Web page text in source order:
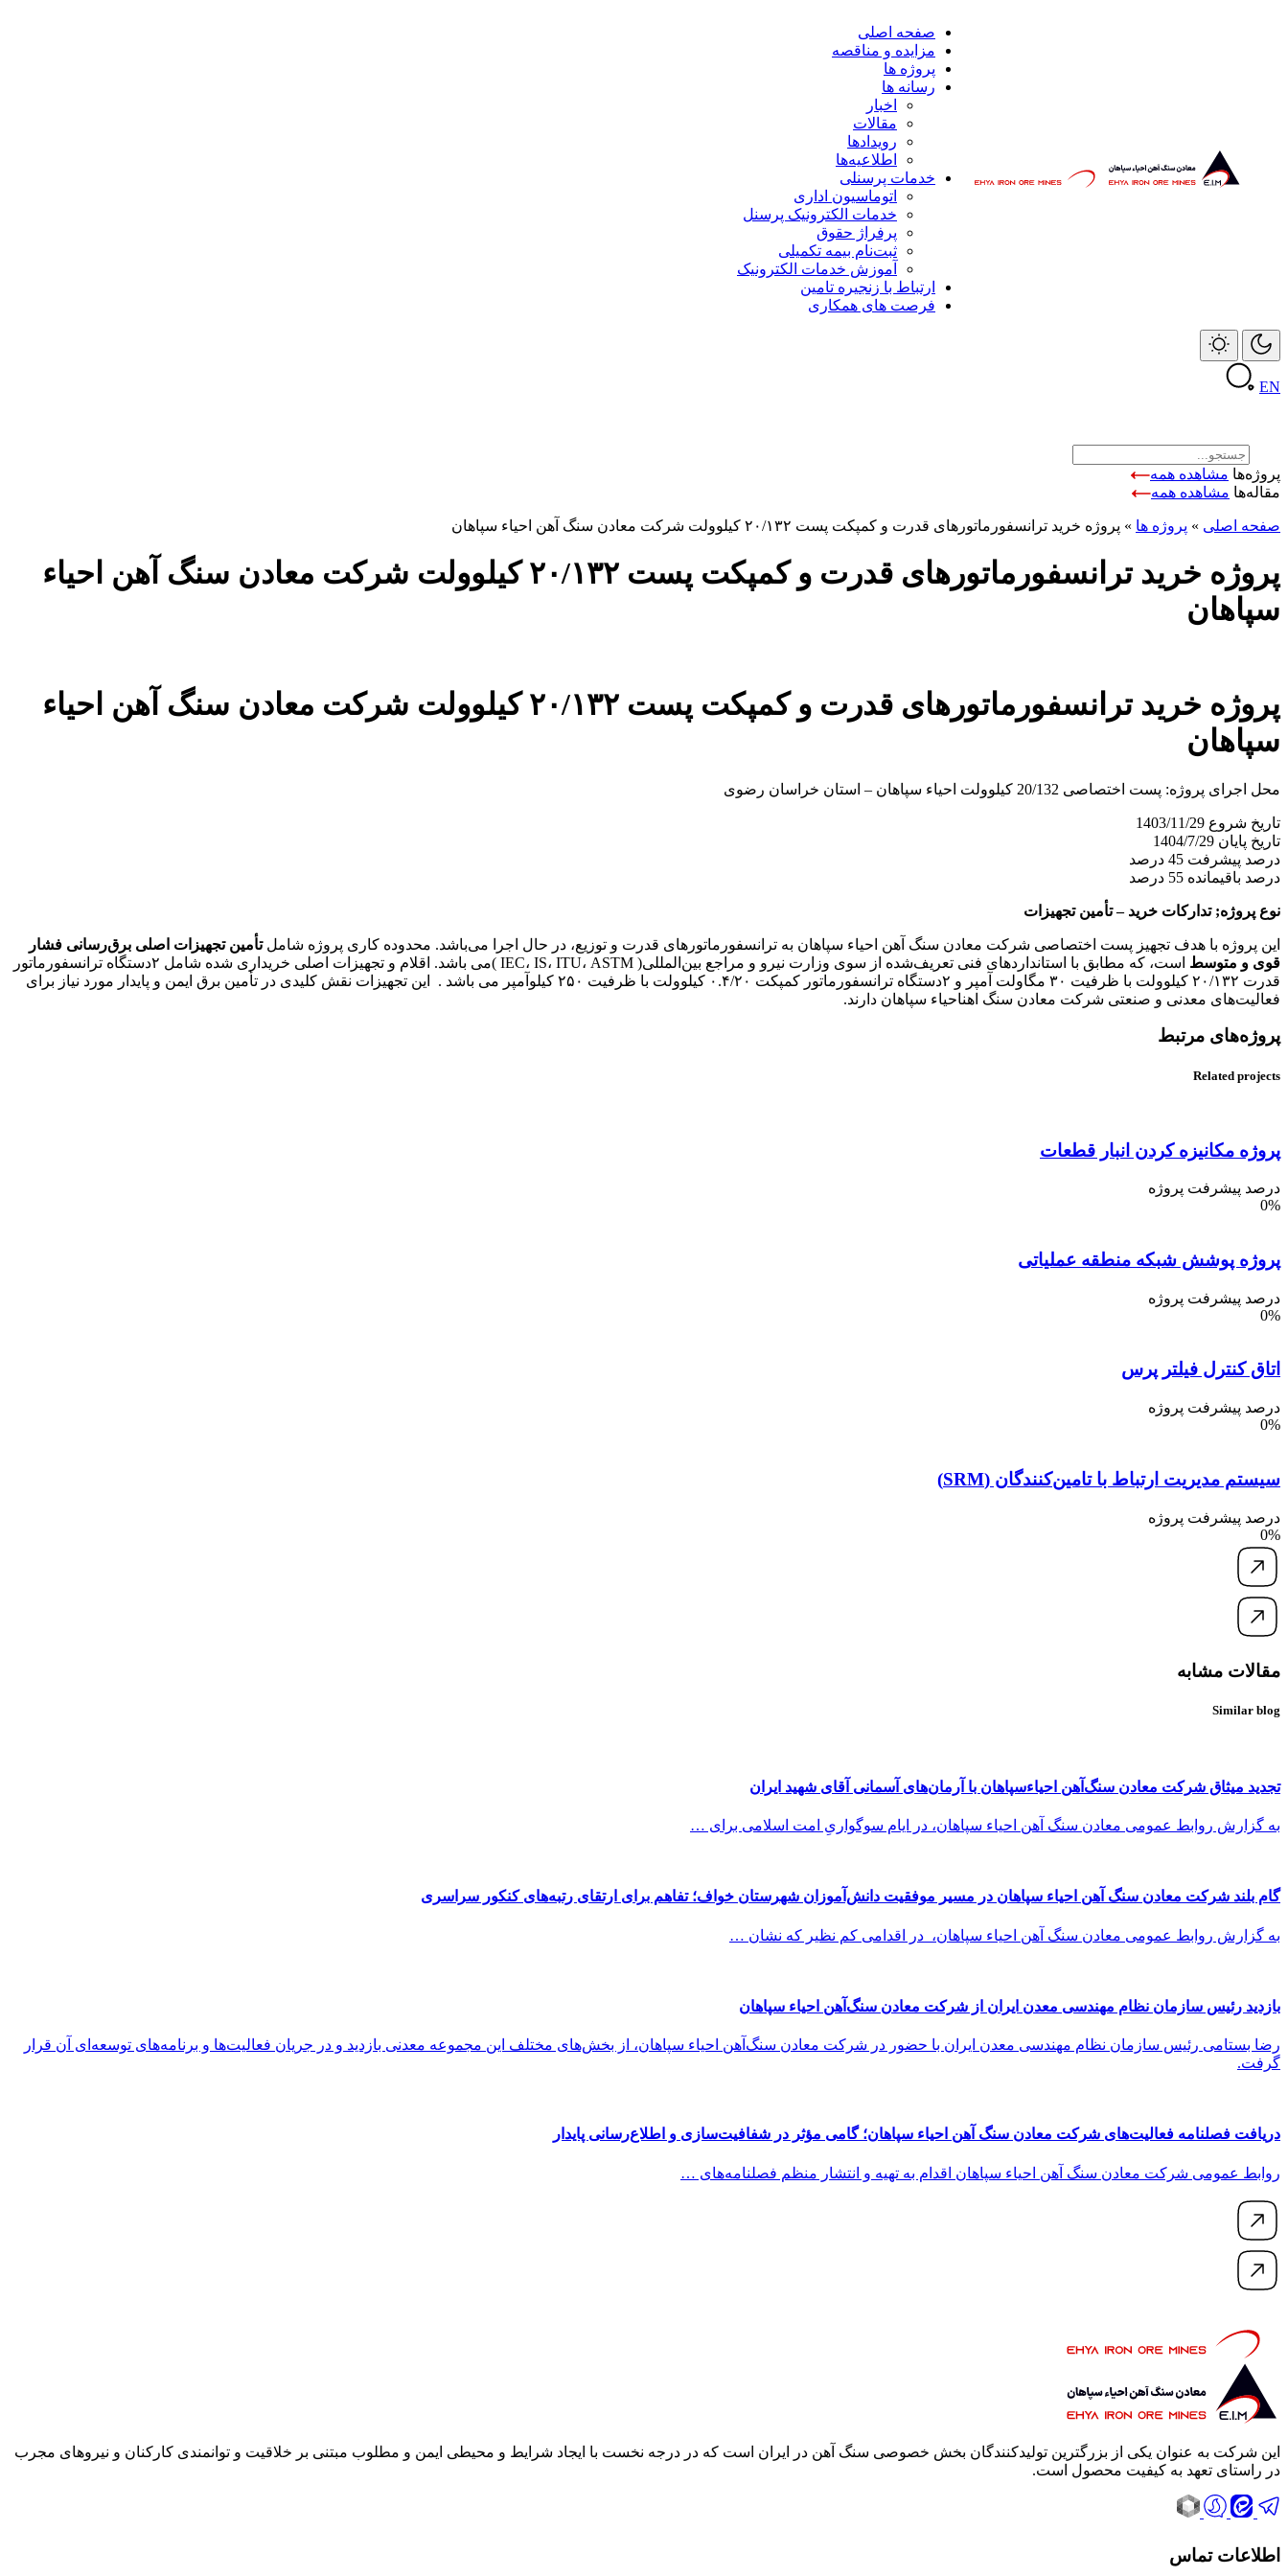
صفحه اصلی
مزایده و مناقصه
پروژه ها
رسانه ها
اخبار
مقالات
رویداد‌ها
اطلاعیه‌ها
خدمات پرسنلی
اتوماسیون اداری
خدمات الکترونیک پرسنل
پرفراژ حقوق
ثبت‌نام بیمه تکمیلی
آموزش خدمات الکترونیک
ارتباط با زنجیره تامین
فرصت های همکاری
EN
پروژه‌ها مشاهده همه
مقاله‌ها مشاهده همه
صفحه اصلی » پروژه ها » پروژه خرید ترانسفورماتورهای قدرت و کمپکت پست ۲۰/۱۳۲ کیلوولت شرکت معادن سنگ آهن احیاء سپاهان
پروژه خرید ترانسفورماتورهای قدرت و کمپکت پست ۲۰/۱۳۲ کیلوولت شرکت معادن سنگ آهن احیاء
سپاهان
پروژه خرید ترانسفورماتورهای قدرت و کمپکت پست ۲۰/۱۳۲ کیلوولت شرکت معادن سنگ آهن احیاء
سپاهان
محل اجرای پروژه: پست اختصاصی 20/132 کیلوولت احیاء سپاهان – استان خراسان رضوی
تاریخ شروع 1403/11/29
تاریخ پایان 1404/7/29
درصد پیشرفت 45 درصد
درصد باقیمانده 55 درصد
نوع پروژه;تدارکات خرید – تأمین تجهیزات
این پروژه با هدف تجهیز پست اختصاصی شرکت معادن سنگ آهن احیاء سپاهان به ترانسفورماتورهای قدرت و توزیع، در حال اجرا می‌باشد. محدوده کاری پروژه شاملتأمین تجهیزات اصلی برق‌رسانی فشار
قوی و متوسط
است، که مطابق با استانداردهای فنی تعریف‌شده از سوی وزارت نیرو و مراجع بین‌المللی( IEC، IS، ITU، ASTM )می باشد. اقلام و تجهیزات اصلی خریداری شده شامل ۲دستگاه ترانسفورماتور
قدرت ۲۰/۱۳۲ کیلوولت با ظرفیت ۳۰ مگاولت آمپر و ۲دستگاه ترانسفورماتور کمپکت ۰.۴/۲۰ کیلوولت با ظرفیت ۲۵۰ کیلوآمپر می باشد . این تجهیزات نقش کلیدی در تأمین برق ایمن و پایدار مورد نیاز برای
فعالیت‌های معدنی و صنعتی شرکت معادن سنگ اهناحیاء سپاهان دارند.
پرو‌ژه‌های مرتبط
Related projects
پروژه مکانیزه کردن انبار قطعات
درصد پیشرفت پروژه
0%
پروژه پوشش شبکه منطقه عملیاتی
درصد پیشرفت پروژه
0%
اتاق کنترل فیلتر پرس
درصد پیشرفت پروژه
0%
سیستم مدیریت ارتباط با تامین‌کنندگان (SRM)
درصد پیشرفت پروژه
0%
مقالات مشابه
Similar blog
تجدید میثاق شرکت معادن سنگ‌آهن احیاءسپاهان با آرمان‌های آسمانی آقای شهید ایران
به گزارش روابط عمومی معادن سنگ آهن احیاء سپاهان، در ایام سوگواریِ امت اسلامی برای …
گام بلند شرکت معادن سنگ آهن احیاء سپاهان در مسیر موفقیت دانش‌آموزان شهرستان خواف؛ تفاهم برای ارتقای رتبه‌های کنکور سراسری
به گزارش روابط عمومی معادن سنگ آهن احیاء سپاهان، در اقدامی کم نظیر که نشان …
بازدید رئیس سازمان نظام مهندسی معدن ایران از شرکت معادن سنگ‌آهن احیاء سپاهان
رضا بستامی رئیس سازمان نظام مهندسی معدن ایران با حضور در شرکت معادن سنگ‌آهن احیاء سپاهان، از بخش‌های مختلف این مجموعه معدنی بازدید و در جریان فعالیت‌ها و برنامه‌های توسعه‌ای آن قرار
گرفت.
دریافت فصلنامه فعالیت‌های شرکت معادن سنگ آهن احیاء سپاهان؛ گامی مؤثر در شفافیت‌سازی و اطلاع‌رسانی پایدار
روابط عمومی شرکت معادن سنگ آهن احیاء سپاهان اقدام به تهیه و انتشار منظم فصلنامه‌های …
این شرکت به عنوان یکی از بزرگترین تولیدکنندگان بخش خصوصی سنگ آهن در ایران است که در درجه نخست با ایجاد شرایط و محیطی ایمن و مطلوب مبتنی بر خلاقیت و توانمندی کارکنان و نیروهای مجرب
در راستای تعهد به کیفیت محصول است.
اطلاعات تماس